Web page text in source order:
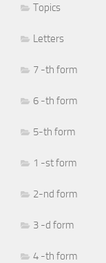
Topics
Letters
7 -th form
6 -th form
5-th form
1 -st form
2-nd form
3 -d form
4 -th form